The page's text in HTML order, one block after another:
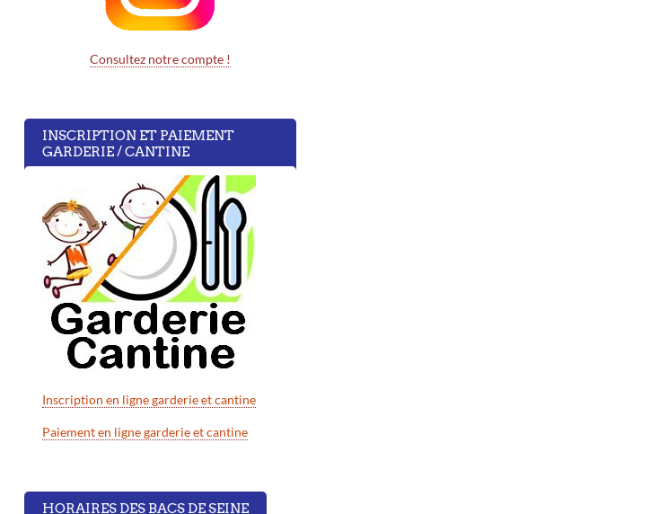
Consultez notre compte !
INSCRIPTION ET PAIEMENT
GARDERIE / CANTINE
Inscription en ligne garderie et cantine
Paiement en ligne garderie et cantine
HORAIRES DES BACS DE SEINE